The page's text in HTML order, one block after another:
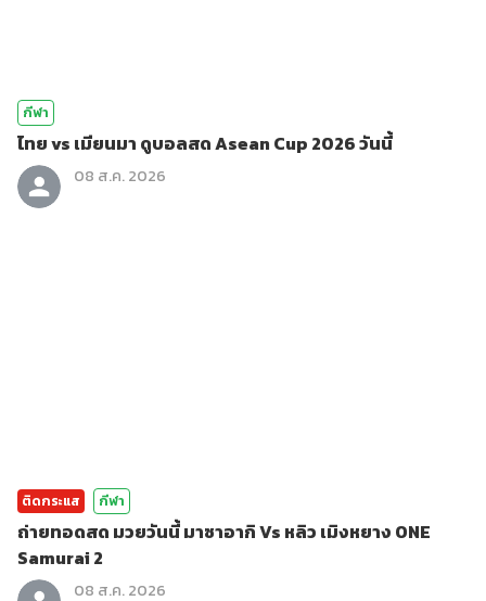
กีฬา
ไทย vs เมียนมา ดูบอลสด Asean Cup 2026 วันนี้
08 ส.ค. 2026
ติดกระแส กีฬา
ถ่ายทอดสด มวยวันนี้ มาซาอากิ Vs หลิว เมิงหยาง ONE
Samurai 2
08 ส.ค. 2026